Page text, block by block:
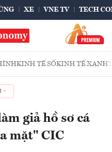
XE VNE TV TECH
KINH TẾ SỐKINH TẾ XANH
giả hồ sơ cá
mặt" CIC